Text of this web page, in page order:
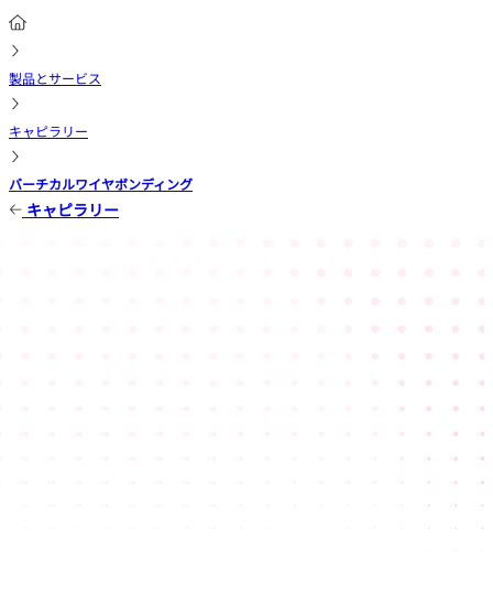
製品とサービス
キャピラリー
バーチカルワイヤボンディング
キャピラリー